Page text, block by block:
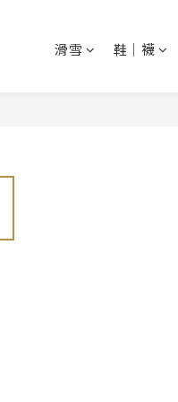
滑雪 鞋│襪